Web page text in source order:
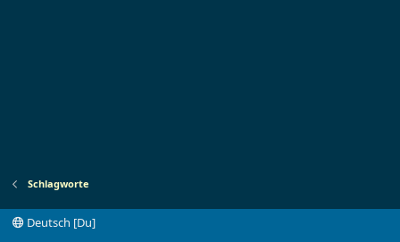
Schlagworte
Deutsch [Du]